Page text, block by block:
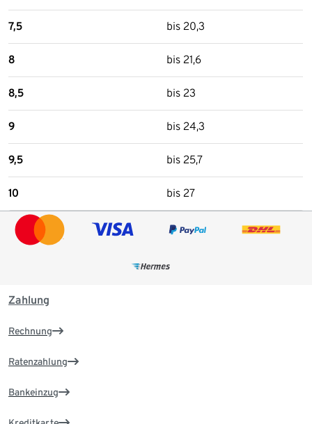
7,5 bis 20,3
8 bis 21,6
8,5 bis 23
9 bis 24,3
9,5 bis 25,7
10 bis 27
Zahlung
Rechnung
Ratenzahlung
Bankeinzug